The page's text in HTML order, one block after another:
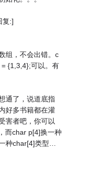
复:]
组，不会出错。c
{1,3,4};可以。有
通了，说道底指
好多书籍都在灌
害者吧，你可以
而char p[4]换一种
种char[4]类型…